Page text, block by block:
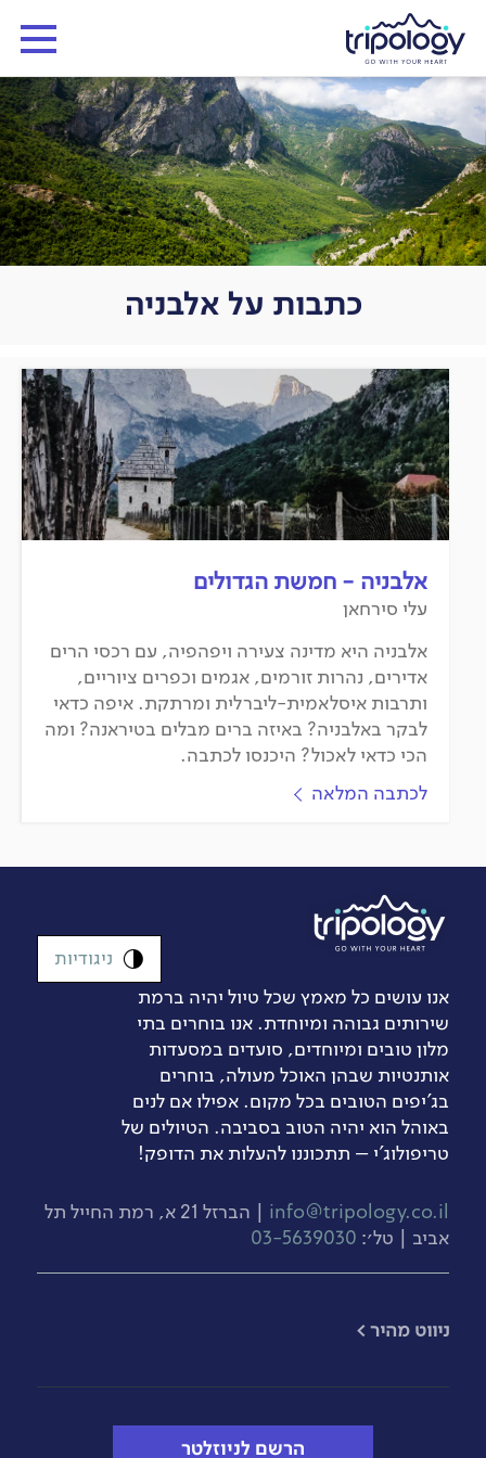
כתבות על אלבניה
אלבניה - חמשת הגדולים
עלי סירחאן
אלבניה היא מדינה צעירה ויפהפיה, עם רכסי הרים
אדירים, נהרות זורמים, אגמים וכפרים ציוריים,
ותרבות איסלאמית-ליברלית ומרתקת. איפה כדאי
לבקר באלבניה? באיזה ברים מבלים בטיראנה? ומה
הכי כדאי לאכול? היכנסו לכתבה.
לכתבה המלאה
אנו עושים כל מאמץ שכל טיול יהיה ברמת
שירותים גבוהה ומיוחדת. אנו בוחרים בתי
מלון טובים ומיוחדים, סועדים במסעדות
אותנטיות שבהן האוכל מעולה, בוחרים
בג’יפים הטובים בכל מקום. אפילו אם לנים
באוהל הוא יהיה הטוב בסביבה. הטיולים של
טריפולוג'י – תתכוננו להעלות את הדופק!
info@tripology.co.il
| הברזל 21 א, רמת החייל תל
אביב | טל׳: 03-5639030
ניגודיות
​ניווט מהיר >
הרשם לניוזלטר